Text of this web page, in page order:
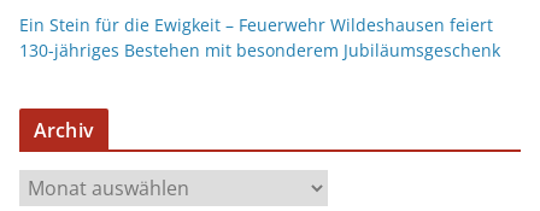
Ein Stein für die Ewigkeit – Feuerwehr Wildeshausen feiert
130-jähriges Bestehen mit besonderem Jubiläumsgeschenk
Archiv